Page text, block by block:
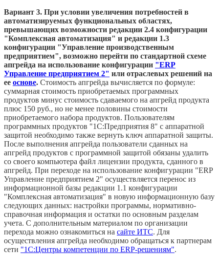
Вариант 3. При условии увеличения потребностей в
автоматизируемых функциональных областях,
превышающих возможности редакции 2.4 конфигурации
"Комплексная автоматизация" и редакции 1.3
конфигурации "Управление производственным
предприятием", возможно перейти по стандартной схеме
апгрейда на использование конфигурации "ERP
Управление предприятием 2" или отраслевых решений на
ее основе. Стоимость апгрейда вычисляется по формуле:
суммарная стоимость приобретаемых программных
продуктов минус стоимость сдаваемого на апгрейд продукта
плюс 150 руб., но не менее половины стоимости
приобретаемого набора продуктов. Пользователям
программных продуктов "1С:Предприятия 8" с аппаратной
защитой необходимо также вернуть ключ аппаратной защиты.
После выполнения апгрейда пользователи сданных на
апгрейд продуктов с программной защитой обязаны удалить
со своего компьютера файл лицензии продукта, сданного в
апгрейд. При переходе на использование конфигурации "ERP
Управление предприятием 2" осуществляется перенос из
информационной базы редакции 1.1 конфигурации
"Комплексная автоматизация" в новую информационную базу
следующих данных: настройки программы, нормативно-
справочная информация и остатки по основным разделам
учета. С дополнительным материалом по организации
перехода можно ознакомиться на сайте ИТС. Для
осуществления апгрейда необходимо обращаться к партнерам
сети "1С:Центры компетенции по ERP-решениям".